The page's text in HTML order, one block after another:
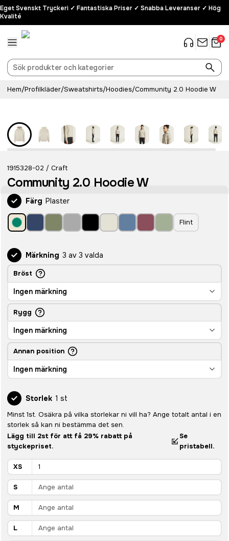
Eget Svenskt Tryckeri ✓ Fantastiska Priser ✓ Snabba Leveranser ✓ Hög
Kvalité
0
Hem/Profilkläder/Sweatshirts/Hoodies/Community 2.0 Hoodie W
1915328-02 / Craft
Community 2.0 Hoodie W
Färg Plaster
Flint
Märkning 3 av 3 valda
Bröst
Ingen märkning
Rygg
Ingen märkning
Annan position
Ingen märkning
Storlek 1 st
Minst 1st. Osäkra på vilka storlekar ni vill ha? Ange totalt antal i en
storlek så kan ni bestämma det sen.
Lägg till 2st för att få 29% rabatt på
styckepriset.
Se
pristabell.
XS
S
M
L